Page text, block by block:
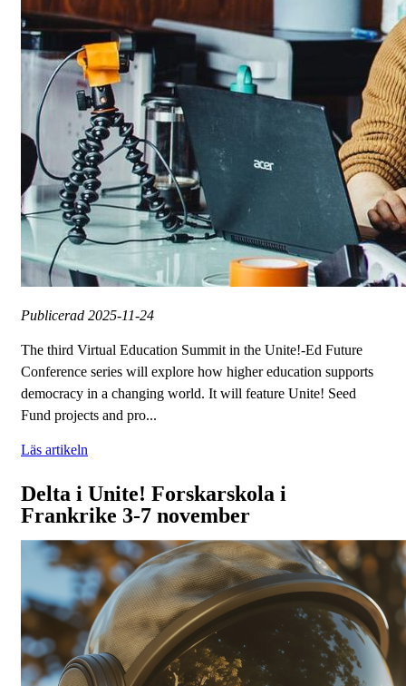
Publicerad 2025-11-24
The third Virtual Education Summit in the Unite!-Ed Future
Conference series will explore how higher education supports
democracy in a changing world. It will feature Unite! Seed
Fund projects and pro...
Läs artikeln
Delta i Unite! Forskarskola i
Frankrike 3-7 november